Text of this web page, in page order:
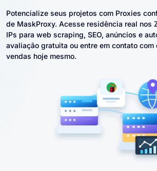
Potencialize seus projetos com Proxies
de MaskProxy. Acesse residência real nos
IPs para web scraping, SEO, anúncios e
avaliação gratuita ou entre em contato com
vendas hoje mesmo.